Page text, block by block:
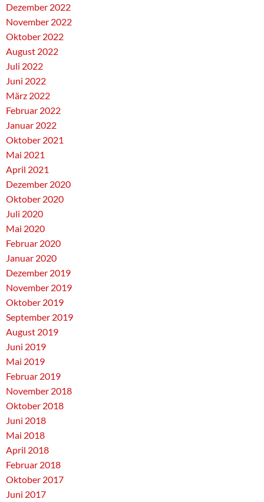
Dezember 2022
November 2022
Oktober 2022
August 2022
Juli 2022
Juni 2022
März 2022
Februar 2022
Januar 2022
Oktober 2021
Mai 2021
April 2021
Dezember 2020
Oktober 2020
Juli 2020
Mai 2020
Februar 2020
Januar 2020
Dezember 2019
November 2019
Oktober 2019
September 2019
August 2019
Juni 2019
Mai 2019
Februar 2019
November 2018
Oktober 2018
Juni 2018
Mai 2018
April 2018
Februar 2018
Oktober 2017
Juni 2017